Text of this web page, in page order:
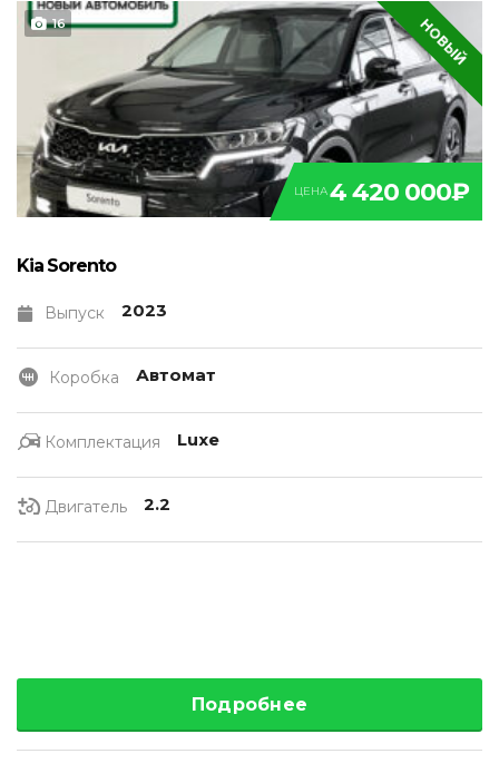
16 НОВЫЙ
ЦЕНА4 420 000₽
Kia Sorento
Выпуск 2023
Коробка Автомат
Комплектация Luxe
Двигатель 2.2
Подробнее